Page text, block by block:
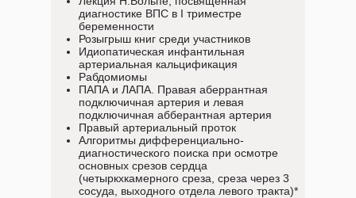
диагностике ВПС в I триместре
беременности
Розыгрыш книг среди участников
Идиопатическая инфантильная
артериальная кальцификация
Рабдомиомы
ПАПА и ЛАПА. Правая аберрантная
подключичная артерия и левая
подключичная абберантная артерия
Правый артериальный проток
Алгоритмы дифференциально-
диагностического поиска при осмотре
основных срезов сердца
(четыркхкамерного среза, среза через 3
сосуда, выходного отдела левого тракта)*